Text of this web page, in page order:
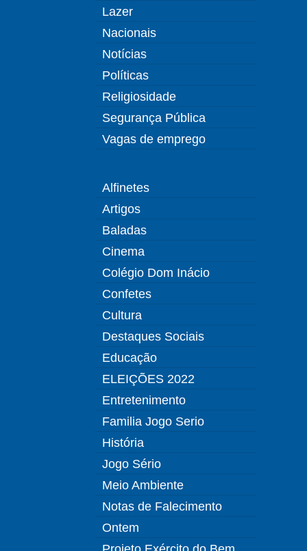
Lazer
Nacionais
Notícias
Políticas
Religiosidade
Segurança Pública
Vagas de emprego
Alfinetes
Artigos
Baladas
Cinema
Colégio Dom Inácio
Confetes
Cultura
Destaques Sociais
Educação
ELEIÇÕES 2022
Entretenimento
Familia Jogo Serio
História
Jogo Sério
Meio Ambiente
Notas de Falecimento
Ontem